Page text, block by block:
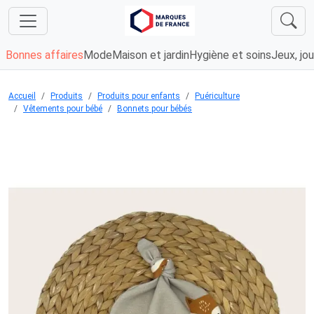
Bonnes affaires Mode Maison et jardin Hygiène et soinsJeux,
Accueil Produits Produits pour enfants
Puériculture
Vêtements pour bébé
Bonnets pour bébés